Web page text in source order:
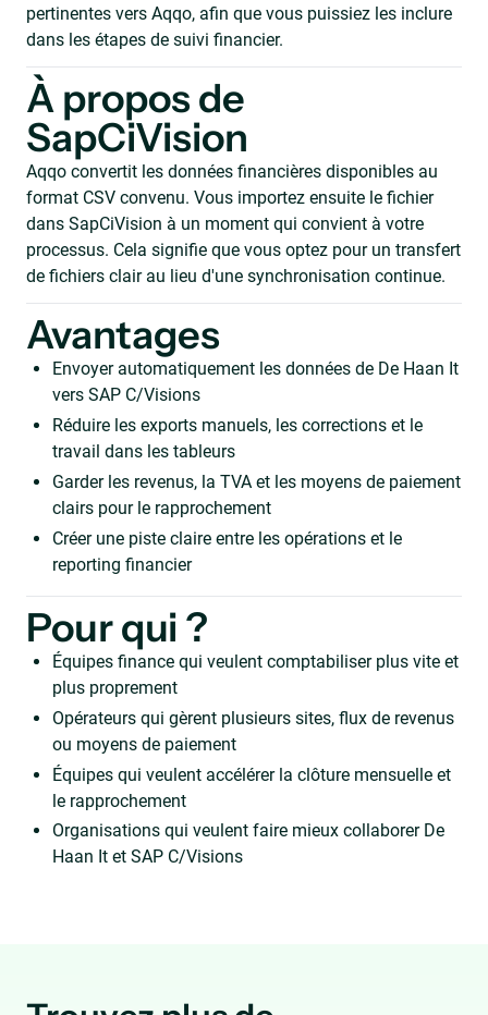
pertinentes vers Aqqo, afin que vous puissiez les inclure
dans les étapes de suivi financier.
À propos de
SapCiVision
Aqqo convertit les données financières disponibles au
format CSV convenu. Vous importez ensuite le fichier
dans SapCiVision à un moment qui convient à votre
processus. Cela signifie que vous optez pour un transfert
de fichiers clair au lieu d'une synchronisation continue.
Avantages
Envoyer automatiquement les données de De Haan It
vers SAP C/Visions
Réduire les exports manuels, les corrections et le
travail dans les tableurs
Garder les revenus, la TVA et les moyens de paiement
clairs pour le rapprochement
Créer une piste claire entre les opérations et le
reporting financier
Pour qui ?
Équipes finance qui veulent comptabiliser plus vite et
plus proprement
Opérateurs qui gèrent plusieurs sites, flux de revenus
ou moyens de paiement
Équipes qui veulent accélérer la clôture mensuelle et
le rapprochement
Organisations qui veulent faire mieux collaborer De
Haan It et SAP C/Visions